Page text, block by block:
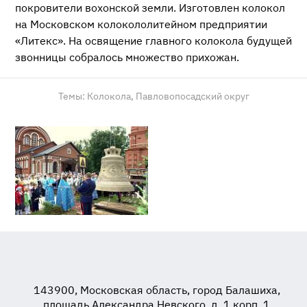
покровители вохонской земли. Изготовлен колокол
на Московском колокололитейном предприятии
«Литекс». На освящение главного колокола будущей
звонницы собралось множество прихожан.
Темы: Колокола, Павловопосадский округ
143900, Московская область, город Балашиха,
площадь Александра Невского, д. 1 корп. 1